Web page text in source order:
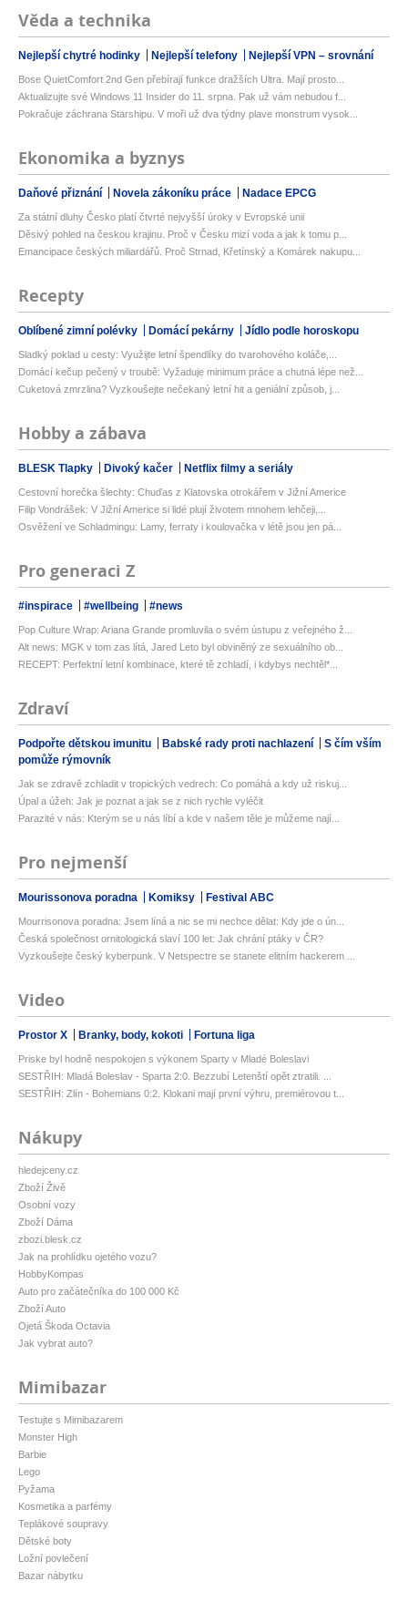
Věda a technika
Nejlepší chytré hodinky Nejlepší telefony Nejlepší VPN – srovnání
Bose QuietComfort 2nd Gen přebírají funkce dražších Ultra. Mají prosto...
Aktualizujte své Windows 11 Insider do 11. srpna. Pak už vám nebudou f...
Pokračuje záchrana Starshipu. V moři už dva týdny plave monstrum vysok...
Ekonomika a byznys
Daňové přiznání Novela zákoníku práce Nadace EPCG
Za státní dluhy Česko platí čtvrté nejvyšší úroky v Evropské unii
Děsivý pohled na českou krajinu. Proč v Česku mizí voda a jak k tomu p...
Emancipace českých miliardářů. Proč Strnad, Křetínský a Komárek nakupu...
Recepty
Oblíbené zimní polévky Domácí pekárny Jídlo podle horoskopu
Sladký poklad u cesty: Využijte letní špendlíky do tvarohového koláče,...
Domácí kečup pečený v troubě: Vyžaduje minimum práce a chutná lépe než...
Cuketová zmrzlina? Vyzkoušejte nečekaný letní hit a geniální způsob, j...
Hobby a zábava
BLESK Tlapky Divoký kačer Netflix filmy a seriály
Cestovní horečka šlechty: Chuďas z Klatovska otrokářem v Jižní Americe
Filip Vondrášek: V Jižní Americe si lidé plují životem mnohem lehčeji,...
Osvěžení ve Schladmingu: Lamy, ferraty i koulovačka v létě jsou jen pá...
Pro generaci Z
#inspirace #wellbeing #news
Pop Culture Wrap: Ariana Grande promluvila o svém ústupu z veřejného ž...
Alt news: MGK v tom zas lítá, Jared Leto byl obviněný ze sexuálního ob...
RECEPT: Perfektní letní kombinace, které tě zchladí, i kdybys nechtěl*...
Zdraví
Podpořte dětskou imunitu Babské rady proti nachlazení
S čím vším
pomůže rýmovník
Jak se zdravě zchladit v tropických vedrech: Co pomáhá a kdy už riskuj...
Úpal a úžeh: Jak je poznat a jak se z nich rychle vyléčit
Parazité v nás: Kterým se u nás líbí a kde v našem těle je můžeme nají...
Pro nejmenší
Mourissonova poradna Komiksy Festival ABC
Mourrisonova poradna: Jsem líná a nic se mi nechce dělat: Kdy jde o ún...
Česká společnost ornitologická slaví 100 let: Jak chrání ptáky v ČR?
Vyzkoušejte český kyberpunk. V Netspectre se stanete elitním hackerem ...
Video
Prostor X Branky, body, kokoti Fortuna liga
Priske byl hodně nespokojen s výkonem Sparty v Mladé Boleslavi
SESTŘIH: Mladá Boleslav - Sparta 2:0. Bezzubí Letenští opět ztratili. ...
SESTŘIH: Zlín - Bohemians 0:2. Klokani mají první výhru, premiérovou t...
Nákupy
hledejceny.cz
Zboží Živě
Osobní vozy
Zboží Dáma
zbozi.blesk.cz
Jak na prohlídku ojetého vozu?
HobbyKompas
Auto pro začátečníka do 100 000 Kč
Zboží Auto
Ojetá Škoda Octavia
Jak vybrat auto?
Mimibazar
Testujte s Mimibazarem
Monster High
Barbie
Lego
Pyžama
Kosmetika a parfémy
Teplákové soupravy
Dětské boty
Ložní povlečení
Bazar nábytku